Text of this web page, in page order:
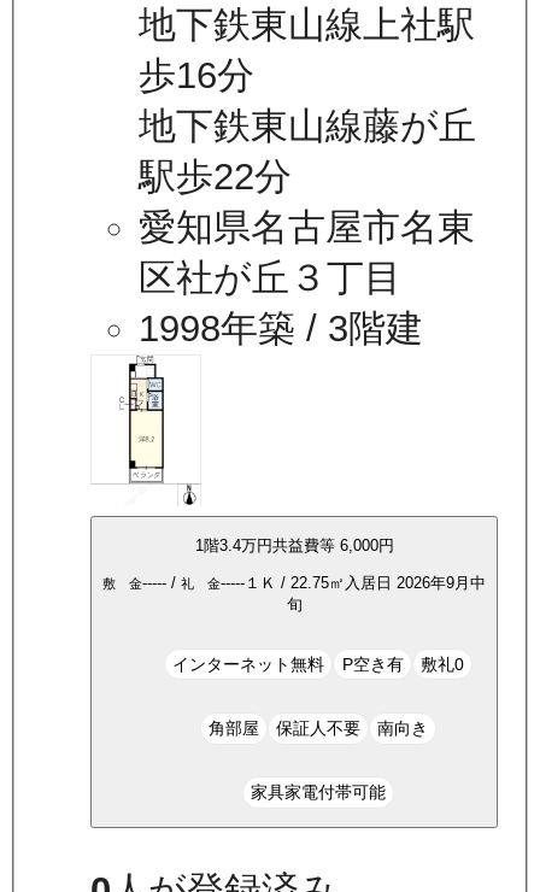
地下鉄東山線上社駅
歩16分
地下鉄東山線藤が丘
駅歩22分
愛知県名古屋市名東
区社が丘３丁目
1998年築 / 3階建
1 階3.4万円共益費等 6,000円
敷 金----- / 礼 金----- １Ｋ / 22.75㎡ 入居日 2026年9月中
旬
インターネット無料 P空き有 敷礼0
角部屋 保証人不要 南向き
家具家電付帯可能